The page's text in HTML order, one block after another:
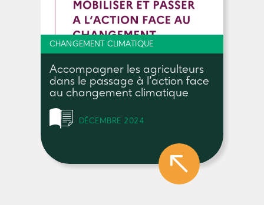
CHANGEMENT CLIMATIQUE
Accompagner les agriculteurs
dans le passage à l’action face
au changement climatique
DÉCEMBRE 2024